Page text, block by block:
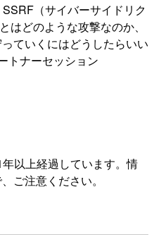
（サイバーサイドリク
はどのような攻撃なのか、
ていくにはどうしたらいい
トナーセッション
以上経過しています。情
ご注意ください。